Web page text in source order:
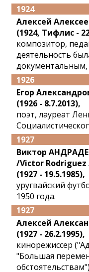
1924
Алексей
(1924, Тифлис -
композитор,
деятельность
1926
Егор
(1926 - 8.7.2013),
поэт, лауреат
1927
Виктор АНДРАДЕ
/Victor Rodriguez
(1927 - 19.5.1985),
уругвайский
1950 года.
1927
Алексей
(1927 - 26.2.1995),
кинорежиссер
"Большая